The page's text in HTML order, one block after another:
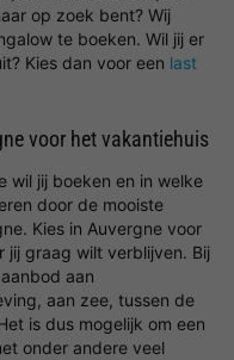
op zoek bent? Wij
te boeken. Wil jij er
Kies dan voor een last
voor het vakantiehuis
wil jij boeken en in welke
door de mooiste
Kies in Auvergne voor
jij graag wilt verblijven. Bij
aan
aan zee, tussen de
is dus mogelijk om een
onder andere veel